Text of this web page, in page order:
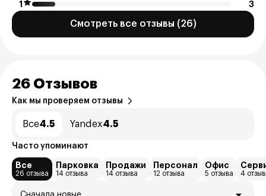
1
3
Смотреть все отзывы (26)
26 Отзывов
Как мы проверяем отзывы
Все4.5 Yandex4.5
Часто упоминают
Все
26 отзыва
Парковка
14 отзыва
Продажи
14 отзыва
Персонал
12 отзыва
Офис
5 отзыва 4